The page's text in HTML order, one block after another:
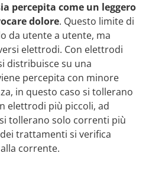
percepita come un leggero
dolore. Questo limite di
da utente a utente, ma
elettrodi. Con elettrodi
distribuisce su una
percepita con minore
in questo caso si tollerano
elettrodi più piccoli, ad
tollerano solo correnti più
trattamenti si verifica
corrente.